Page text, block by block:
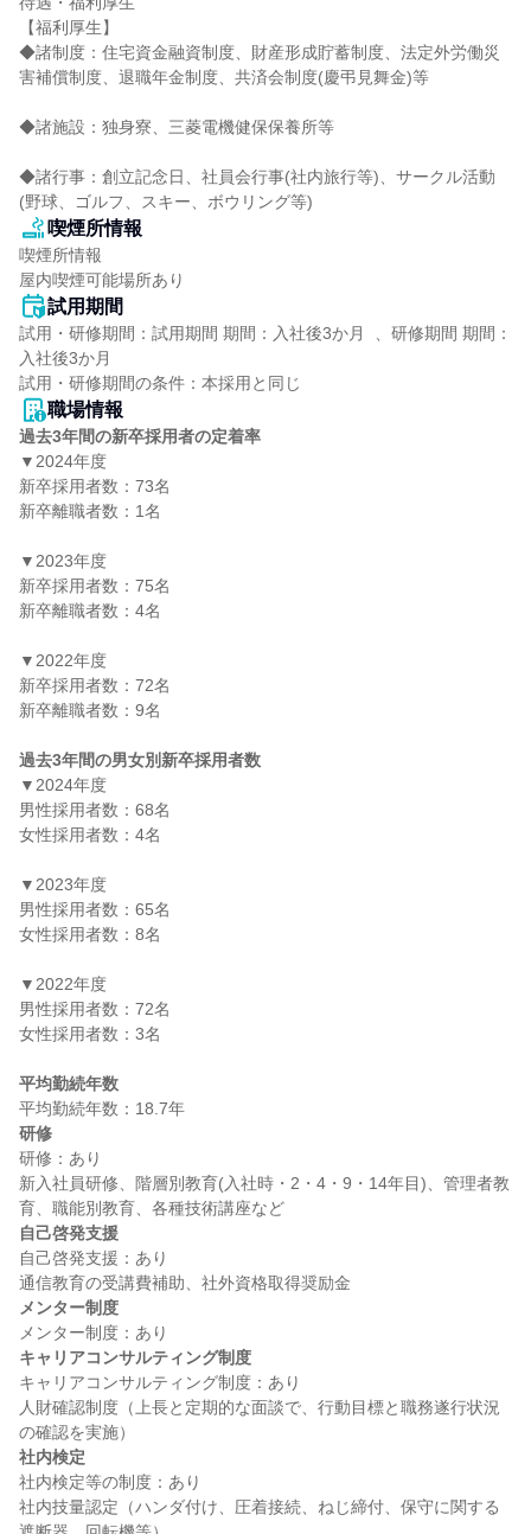
【福利厚生】
◆諸制度：住宅資金融資制度、財産形成貯蓄制度、法定外労働災
害補償制度、退職年金制度、共済会制度(慶弔見舞金)等
◆諸施設：独身寮、三菱電機健保保養所等
◆諸行事：創立記念日、社員会行事(社内旅行等)、サークル活動
(野球、ゴルフ、スキー、ボウリング等)
喫煙所情報
喫煙所情報
屋内喫煙可能場所あり
試用期間
試用・研修期間：試用期間 期間：入社後3か月  、研修期間 期間：
入社後3か月
職場情報
過去3年間の新卒採用者の定着率
▼2024年度
新卒採用者数：73名
新卒離職者数：1名
▼2023年度
新卒採用者数：75名
新卒離職者数：4名
▼2022年度
新卒採用者数：72名
新卒離職者数：9名
過去3年間の男女別新卒採用者数
▼2024年度
男性採用者数：68名
女性採用者数：4名
▼2023年度
男性採用者数：65名
女性採用者数：8名
▼2022年度
男性採用者数：72名
女性採用者数：3名
平均勤続年数
研修
研修：あり
新入社員研修、階層別教育(入社時・2・4・9・14年目)、管理者教
自己啓発支援
自己啓発支援：あり
メンター制度
キャリアコンサルティング制度
キャリアコンサルティング制度：あり
人財確認制度（上長と定期的な面談で、行動目標と職務遂行状況
社内検定
社内検定等の制度：あり
社内技量認定（ハンダ付け、圧着接続、ねじ締付、保守に関する